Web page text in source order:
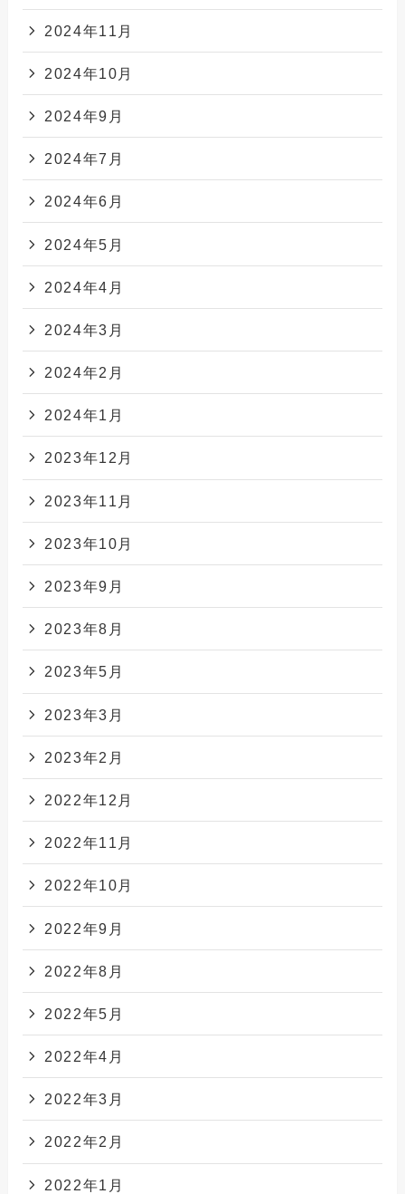
2024年11月
2024年10月
2024年9月
2024年7月
2024年6月
2024年5月
2024年4月
2024年3月
2024年2月
2024年1月
2023年12月
2023年11月
2023年10月
2023年9月
2023年8月
2023年5月
2023年3月
2023年2月
2022年12月
2022年11月
2022年10月
2022年9月
2022年8月
2022年5月
2022年4月
2022年3月
2022年2月
2022年1月